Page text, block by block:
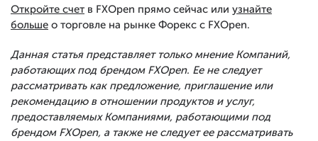
Откройте счет в FXOpen прямо сейчас или узнайте
больше о торговле на рынке Форекс с FXOpen.
Данная статья представляет только мнение Компаний,
работающих под брендом FXOpen. Ее не следует
рассматривать как предложение, приглашение или
рекомендацию в отношении продуктов и услуг,
предоставляемых Компаниями, работающими под
брендом FXOpen, а также не следует ее рассматривать